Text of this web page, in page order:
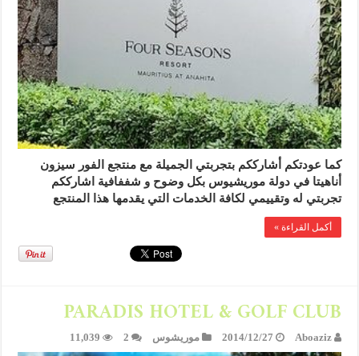
كما عودتكم أشارككم بتجربتي الجميلة مع منتجع الفور سيزون
أناهيتا في دولة موريشيوس بكل وضوح و شففافية اشارككم
تجربتي له وتقييمي لكافة الخدمات التي يقدمها هذا المنتجع
أكمل القراءة »
PARADIS HOTEL & GOLF CLUB
Aboaziz
2014/12/27 موريشوس 2
11,039